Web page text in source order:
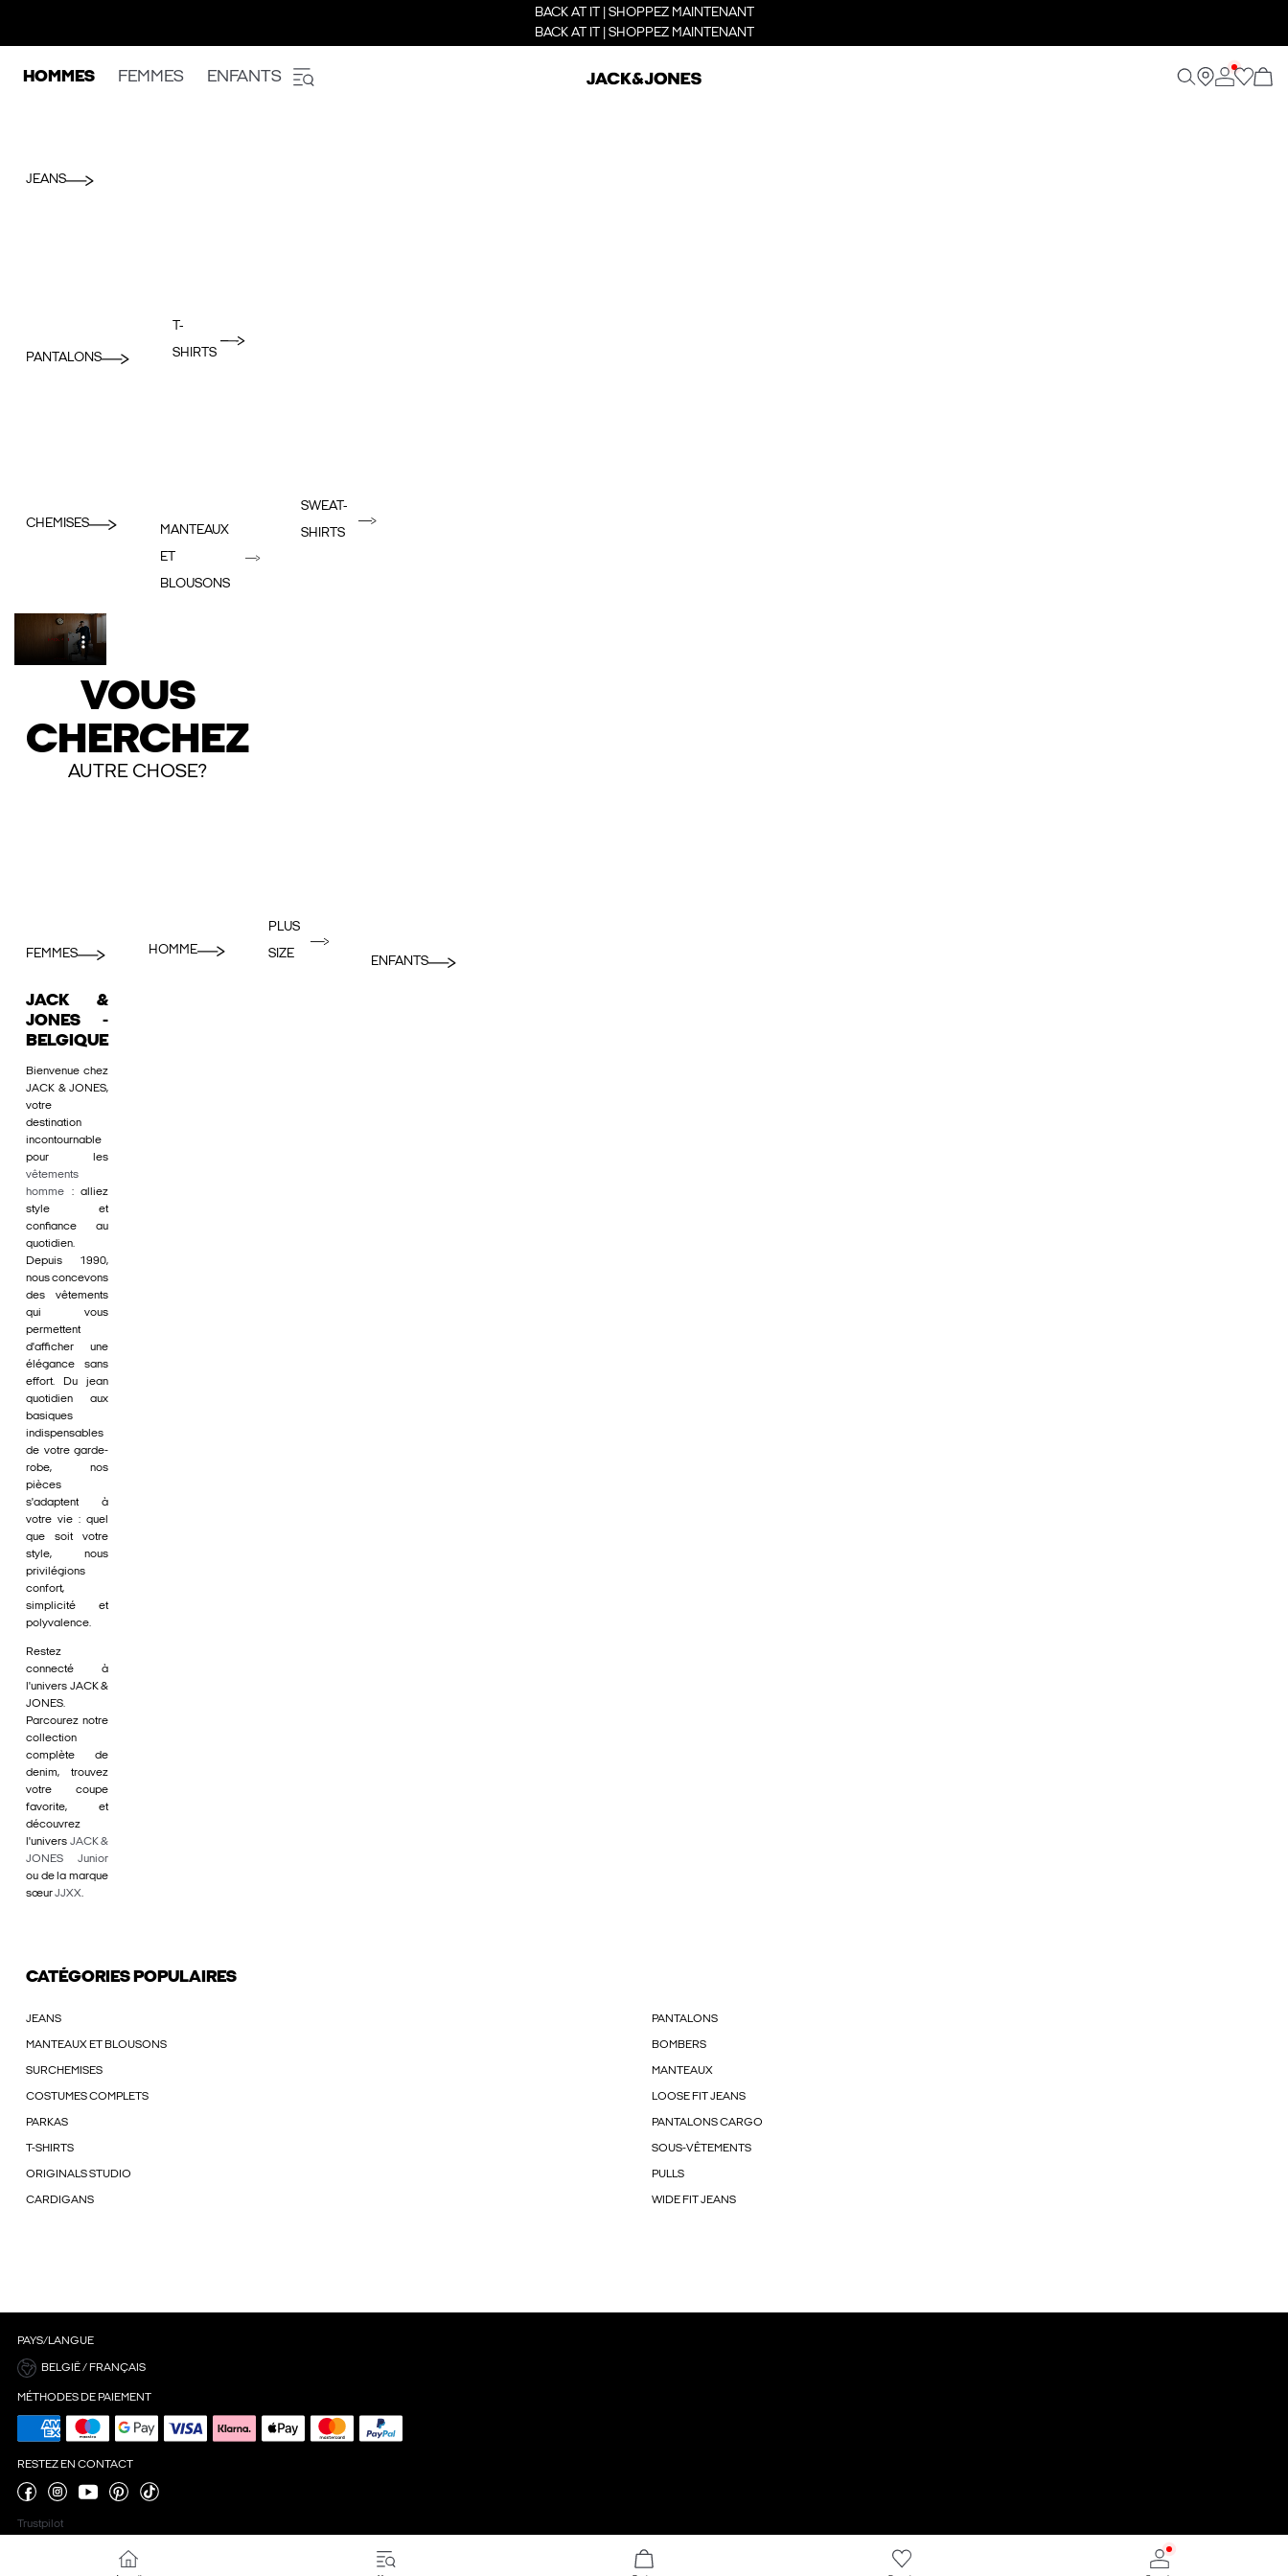
BACK AT IT | SHOPPEZ MAINTENANT
BACK AT IT | SHOPPEZ MAINTENANT
HOMMES FEMMES ENFANTS
JEANS
PANTALONS
T-
SHIRTS
CHEMISES
MANTEAUX
ET
BLOUSONS
SWEAT-
SHIRTS
VOUS
CHERCHEZ
AUTRE CHOSE?
FEMMES HOMME
PLUS
SIZE
ENFANTS
JACK &
JONES -
BELGIQUE
Bienvenue chez
JACK & JONES,
votre
destination
incontournable
pour les
vêtements
homme : alliez
style et
confiance au
quotidien.
Depuis 1990,
nous concevons
des vêtements
qui vous
permettent
d'afficher une
élégance sans
effort. Du jean
quotidien aux
basiques
indispensables
de votre garde-
robe, nos
pièces
s'adaptent à
votre vie : quel
que soit votre
style, nous
privilégions
confort,
simplicité et
polyvalence.
Restez
connecté à
l'univers JACK &
JONES.
Parcourez notre
collection
complète de
denim, trouvez
votre coupe
favorite, et
découvrez
l'univers JACK &
JONES Junior
ou de la marque
sœurJJXX.
CATÉGORIES POPULAIRES
JEANS PANTALONS
MANTEAUX ET BLOUSONS BOMBERS
SURCHEMISES MANTEAUX
COSTUMES COMPLETS LOOSE FIT JEANS
PARKAS PANTALONS CARGO
T-SHIRTS SOUS-VÊTEMENTS
ORIGINALS STUDIO PULLS
CARDIGANS WIDE FIT JEANS
PAYS/LANGUE
BELGIË / FRANÇAIS
MÉTHODES DE PAIEMENT
RESTEZ EN CONTACT
Trustpilot